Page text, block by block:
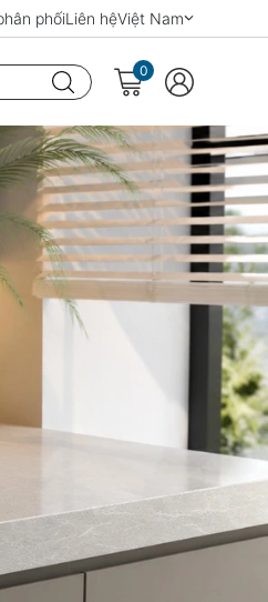
phốiLiên hệViệt Nam
0